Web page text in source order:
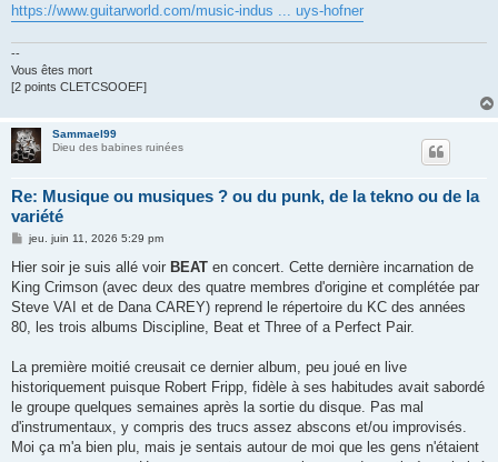
https://www.guitarworld.com/music-indus ... uys-hofner
--
Vous êtes mort
[2 points CLETCSOOEF]
Sammael99
Dieu des babines ruinées
Re: Musique ou musiques ? ou du punk, de la tekno ou de la
variété
M
s
a
g
jeu. juin 11, 2026 5:29 pm
Hier soir je suis allé voir BEAT en concert. Cette dernière incarnation de
King Crimson (avec deux des quatre membres d'origine et complétée par
Steve VAI et de Dana CAREY) reprend le répertoire du KC des années
80, les trois albums Discipline, Beat et Three of a Perfect Pair.
La première moitié creusait ce dernier album, peu joué en live
historiquement puisque Robert Fripp, fidèle à ses habitudes avait sabordé
le groupe quelques semaines après la sortie du disque. Pas mal
d'instrumentaux, y compris des trucs assez abscons et/ou improvisés.
Moi ça m'a bien plu, mais je sentais autour de moi que les gens n'étaient